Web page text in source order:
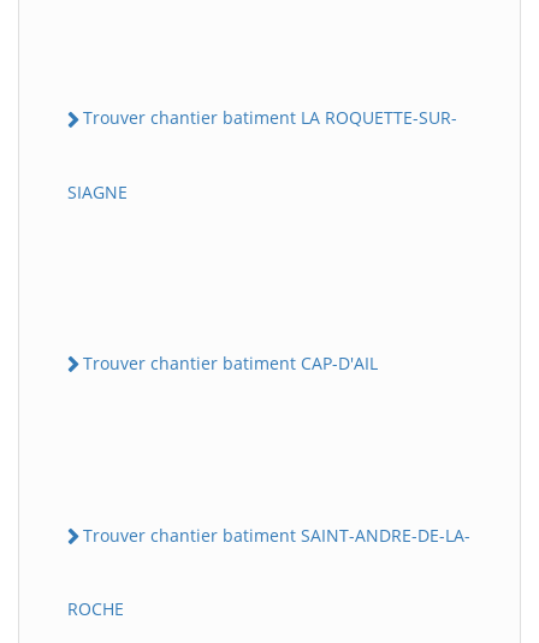
Trouver chantier batiment LA ROQUETTE-SUR-
SIAGNE
Trouver chantier batiment CAP-D'AIL
Trouver chantier batiment SAINT-ANDRE-DE-LA-
ROCHE